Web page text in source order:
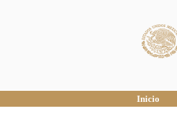
Inicio